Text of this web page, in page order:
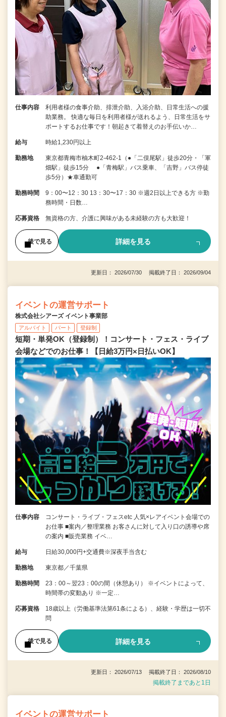
仕事内容
利用者様の食事介助、排泄介助、入浴介助、日常生活への援
助業務。 快適な毎日を利用者様が送れるよう、日常生活をサ
ポートするお仕事です！朝起きて着替えのお手伝いか…
給与 時給1,230円以上
勤務地
東京都青梅市柚木町2-462-1（●「二俣尾駅」徒歩20分・「軍
畑駅」徒歩15分 ●「青梅駅」バス乗車、「吉野」バス停徒
歩5分）★車通勤可
勤務時間
9：00〜12：30 13：30〜17：30 ※週2日以上できる方 ※勤
務時間・日数…
応募資格 無資格の方、介護に興味がある未経験の方も大歓迎！
後で見る 詳細を見る
更新日： 2026/07/30 掲載終了日： 2026/09/04
イベントの運営サポート
株式会社シアーズ イベント事業部
アルバイト パート 登録制
短期・単発OK（登録制）！コンサート・フェス・ライブ
会場などでのお仕事！【日給3万円×日払いOK】
仕事内容
コンサート・ライブ・フェスetc 人気×レアイベント会場での
お仕事 ■案内／整理業務 お客さんに対して入り口の誘導や席
の案内 ■販売業務 イベ…
給与 日給30,000円+交通費※深夜手当含む
勤務地 東京都／千葉県
勤務時間
23：00～翌23：00の間（休憩あり） ※イベントによって、
時間帯の変動あり ※一定…
応募資格
18歳以上（労働基準法第61条による）、経験・学歴は一切不
問
後で見る 詳細を見る
更新日： 2026/07/13 掲載終了日： 2026/08/10
掲載終了まであと1日
イベントの運営サポート